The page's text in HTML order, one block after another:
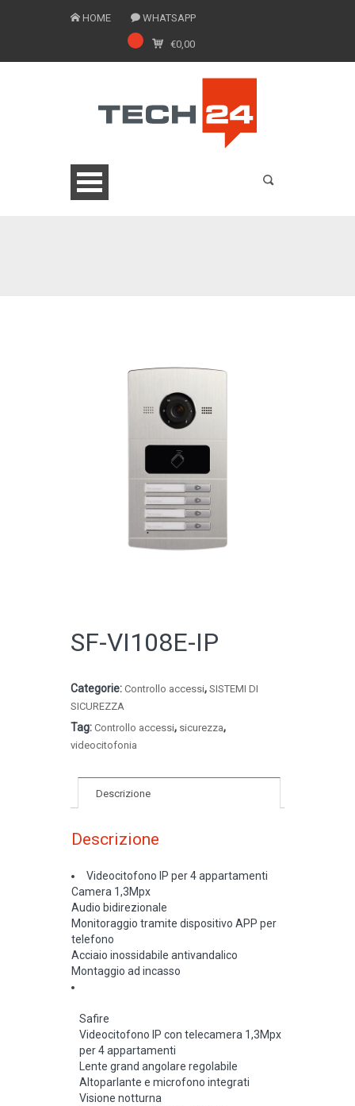
HOME WHATSAPP
€0,00
CATALOGO ONLINE
SF-VI108E-IP
Categorie: Controllo accessi, SISTEMI DI
SICUREZZA
Tag: Controllo accessi, sicurezza,
videocitofonia
Descrizione
Descrizione
Videocitofono IP per 4 appartamenti
Camera 1,3Mpx
Audio bidirezionale
Monitoraggio tramite dispositivo APP per
telefono
Acciaio inossidabile antivandalico
Montaggio ad incasso
Safire
Videocitofono IP con telecamera 1,3Mpx
per 4 appartamenti
Lente grand angolare regolabile
Altoparlante e microfono integrati
Visione notturna